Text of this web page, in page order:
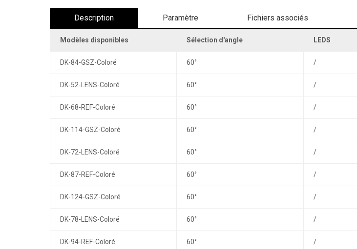
Description Paramètre Fichiers associés
Modèles disponibles Sélection d'angle LEDS
DK-84-GSZ-Coloré 60° /
DK-52-LENS-Coloré 60° /
DK-68-REF-Coloré 60° /
DK-114-GSZ-Coloré 60° /
DK-72-LENS-Coloré 60° /
DK-87-REF-Coloré 60° /
DK-124-GSZ-Coloré 60° /
DK-78-LENS-Coloré 60° /
DK-94-REF-Coloré 60° /